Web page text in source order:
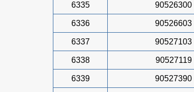
6335 90526300
6336 90526603
6337 90527103
6338 90527119
6339 90527390